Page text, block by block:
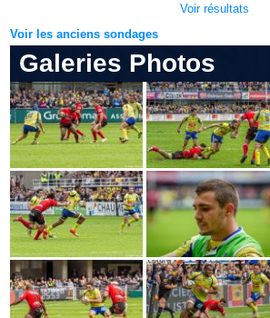
Voir résultats
Voir les anciens sondages
Galeries Photos